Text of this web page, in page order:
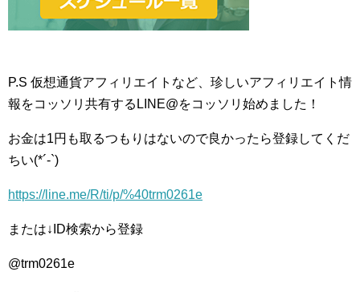
P.S 仮想通貨アフィリエイトなど、珍しいアフィリエイト情
報をコッソリ共有するLINE@をコッソリ始めました！
お金は1円も取るつもりはないので良かったら登録してくだ
ちい(*´-`)
https://line.me/R/ti/p/%40trm0261e
または↓ID検索から登録
@trm0261e